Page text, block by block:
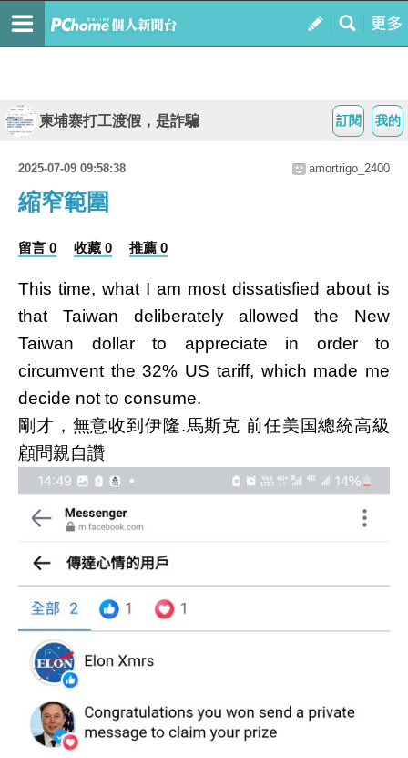
我的
訂閱
柬埔寨打工渡假，是詐騙
2025-07-09 09:58:38 amortrigo_2400
縮窄範圍
留言 0 收藏 0 推薦 0
This time, what I am most dissatisfied about is
that Taiwan deliberately allowed the New
Taiwan dollar to appreciate in order to
circumvent the 32% US tariff, which made me
decide not to consume.
剛才，無意收到伊隆.馬斯克 前任美国總統高級
顧問親自讚